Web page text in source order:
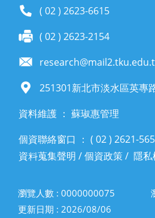
( 02 ) 2623-6615
( 02 ) 2623-2154
251301新北市淡水區英專
資料維護 ： 蘇琡惠管理
個資聯絡窗口 ： ( 02 )
資料蒐集聲明 /個資政策/ 隱
瀏覽人數 : 0000000075
更新日期 : 2026/08/06